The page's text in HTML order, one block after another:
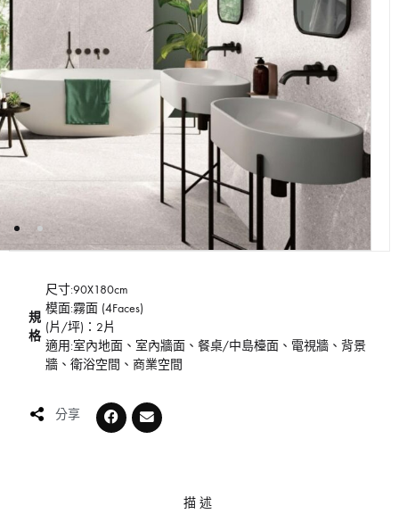
規
格
尺寸:90X180cm
模面:霧面 (4Faces)
(片/坪)：2片
適用:室內地面、室內牆面、餐桌/中島檯面、電視牆、背景
牆、衛浴空間、商業空間
分享
描述